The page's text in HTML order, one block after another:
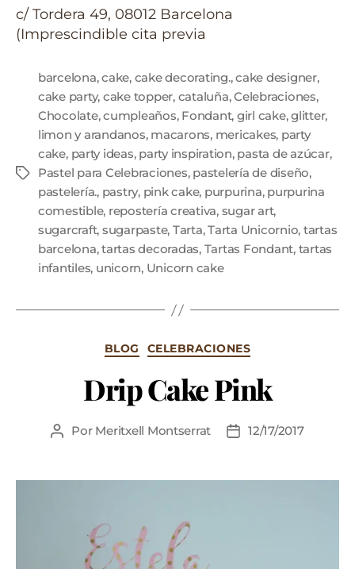
c/ Tordera 49, 08012 Barcelona
(Imprescindible cita previa
barcelona,cake, cake decorating.,cake designer,
cake party, cake topper, cataluña,Celebraciones,
Chocolate,cumpleaños, Fondant, girl cake,glitter,
limon y arandanos, macarons, mericakes, party
cake, party ideas, party inspiration, pasta de azúcar,
Pastel para Celebraciones, pastelería de diseño,
pastelería., pastry, pink cake, purpurina, purpurina
comestible, repostería creativa, sugar art,
sugarcraft, sugarpaste, Tarta,Tarta Unicornio, tartas
barcelona,tartas decoradas, Tartas Fondant, tartas
infantiles, unicorn, Unicorn cake
BLOG CELEBRACIONES
Drip Cake Pink
Por Meritxell Montserrat 12/17/2017